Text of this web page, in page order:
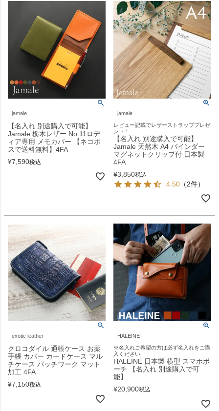
jamale
【名入れ 別途購入で可能】
Jamale 栃木レザー No.11ロデ
ィア専用 メモカバー 【ネコポ
スで送料無料】4FA
¥7,590税込
jamale
レビュー記載でレザーストラッププレゼ
ント！
【名入れ 別途購入で可能】
Jamale 天然木 A4 バインダー
マグネットクリップ付 日本製
4FA
¥3,850税込
4.50 （2件）
exotic leather
クロコダイル 通帳ケース お薬
手帳 カバー カードケース マル
チケース パッチワーク マット
加工 4FA
¥7,150税込
HALEINE
※名入れご希望の方は必ず名入れをご購
入ください
HALEINE 日本製 横型 スマホポ
ーチ 【名入れ 別途購入で可
能】
¥20,900税込